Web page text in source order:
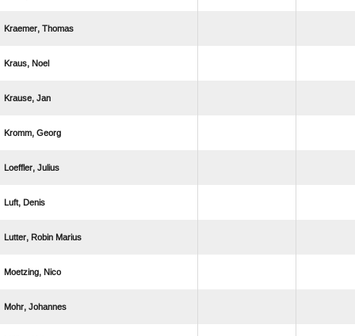
 
 
 
 
 
 
  
 
 